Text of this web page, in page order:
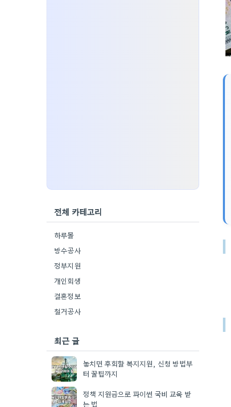
전체 카테고리
하루몰
방수공사
정부지원
개인회생
결혼정보
철거공사
최근 글
놓치면 후회할 복지지원, 신청 방법부
터 꿀팁까지
정책 지원금으로 파이썬 국비 교육 받
는 법